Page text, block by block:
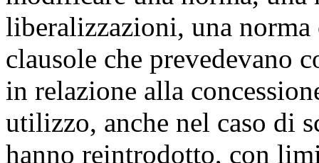
liberalizzazioni, una
clausole che prevedevano
in relazione alla
utilizzo, anche nel caso di
hanno reintrodotto, con